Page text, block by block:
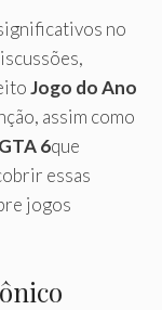
no
Jogo do Ano
assim como
GTA 6que
essas
jogos